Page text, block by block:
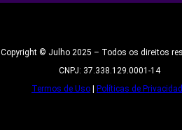
Copyright © Julho 2025 – Todos os direitos
CNPJ: 37.338.129.0001-14
Termos de Uso
Políticas de